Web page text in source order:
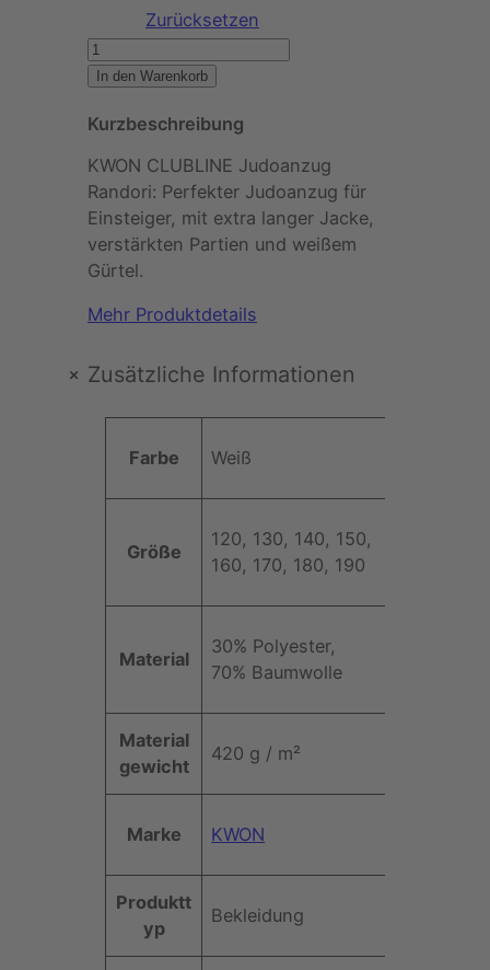
Zurücksetzen
K
W
N
L
U
B
L
I
N
–
J
In den Warenkorb
Kurzbeschreibung
KWON CLUBLINE Judoanzug
Randori: Perfekter Judoanzug für
Einsteiger, mit extra langer Jacke,
verstärkten Partien und weißem
Gürtel.
Mehr Produktdetails
+Zusätzliche Informationen
W
rt
Farbe Weiß
Größe
120, 130, 140, 150,
160, 170, 180, 190
Material
30% Polyester,
70% Baumwolle
Material
gewicht
420 g / m²
Marke KWON
Produktt
yp
Bekleidung